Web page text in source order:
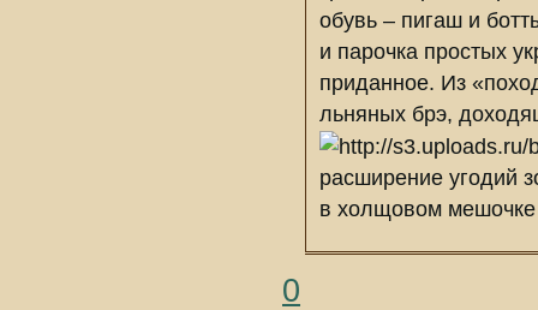
обувь – пигаш и
и парочка простых
приданное. Из
льняных брэ,
расширение угодий
в холщовом мешочке
0